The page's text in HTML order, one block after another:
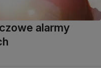
alarmy